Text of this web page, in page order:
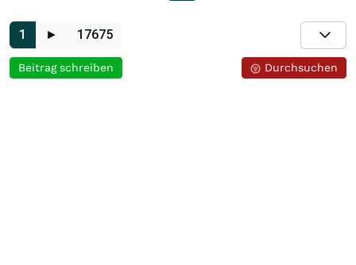
1 ► 17675
Durchsuchen
Beitrag schreiben